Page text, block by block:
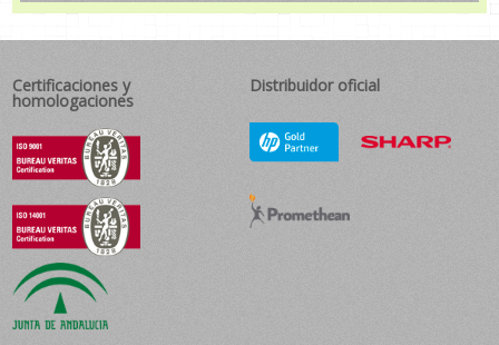
Certificaciones y
homologaciones
Distribuidor oficial